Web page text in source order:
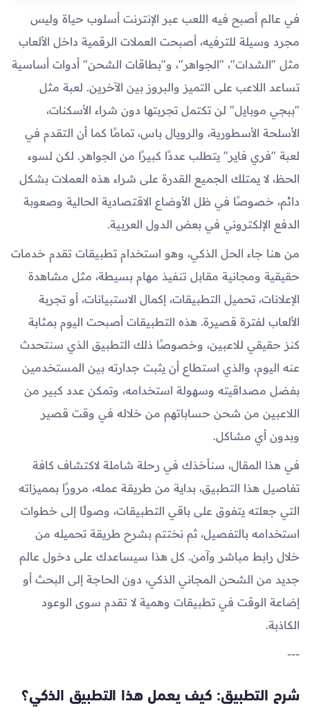
في عالم أصبح فيه اللعب عبر الإنترنت أسلوب حياة وليس
مجرد وسيلة للترفيه، أصبحت العملات الرقمية داخل الألعاب
مثل "الشدات"، "الجواهر"، و"بطاقات الشحن" أدوات أساسية
تساعد اللاعب على التميز والبروز بين الآخرين. لعبة مثل
"ببجي موبايل" لن تكتمل تجربتها دون شراء الأسكنات،
الأسلحة الأسطورية، والرويال باس، تمامًا كما أن التقدم في
لعبة "فري فاير" يتطلب عددًا كبيرًا من الجواهر. لكن لسوء
الحظ، لا يمتلك الجميع القدرة على شراء هذه العملات بشكل
دائم، خصوصًا في ظل الأوضاع الاقتصادية الحالية وصعوبة
الدفع الإلكتروني في بعض الدول العربية.
من هنا جاء الحل الذكي، وهو استخدام تطبيقات تقدم خدمات
حقيقية ومجانية مقابل تنفيذ مهام بسيطة، مثل مشاهدة
الإعلانات، تحميل التطبيقات، إكمال الاستبيانات، أو تجربة
الألعاب لفترة قصيرة. هذه التطبيقات أصبحت اليوم بمثابة
كنز حقيقي للاعبين، وخصوصًا ذلك التطبيق الذي سنتحدث
عنه اليوم، والذي استطاع أن يثبت جدارته بين المستخدمين
بفضل مصداقيته وسهولة استخدامه، وتمكن عدد كبير من
اللاعبين من شحن حساباتهم من خلاله في وقت قصير
وبدون أي مشاكل.
في هذا المقال، سنأخذك في رحلة شاملة لاكتشاف كافة
تفاصيل هذا التطبيق، بداية من طريقة عمله، مرورًا بمميزاته
التي جعلته يتفوق على باقي التطبيقات، وصولًا إلى خطوات
استخدامه بالتفصيل، ثم نختتم بشرح طريقة تحميله من
خلال رابط مباشر وآمن. كل هذا سيساعدك على دخول عالم
جديد من الشحن المجاني الذكي، دون الحاجة إلى البحث أو
إضاعة الوقت في تطبيقات وهمية لا تقدم سوى الوعود
الكاذبة.
---
شرح التطبيق: كيف يعمل هذا التطبيق الذكي؟